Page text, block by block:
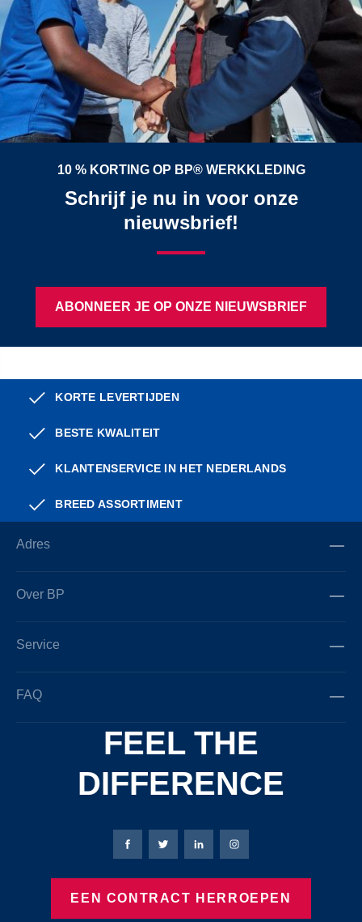
10 % KORTING OP BP® WERKKLEDING
Schrijf je nu in voor onze
nieuwsbrief!
ABONNEER JE OP ONZE NIEUWSBRIEF
KORTE LEVERTIJDEN
BESTE KWALITEIT
KLANTENSERVICE IN HET NEDERLANDS
BREED ASSORTIMENT
Adres
Over BP
Service
FAQ
FEEL THE
DIFFERENCE
Bierbaum-Proenen Facebook-pagina
Bierbaum-Proenen X-pagina
Bierbaum-Proenen
Bierbaum-Proenen
EEN CONTRACT HERROEPEN